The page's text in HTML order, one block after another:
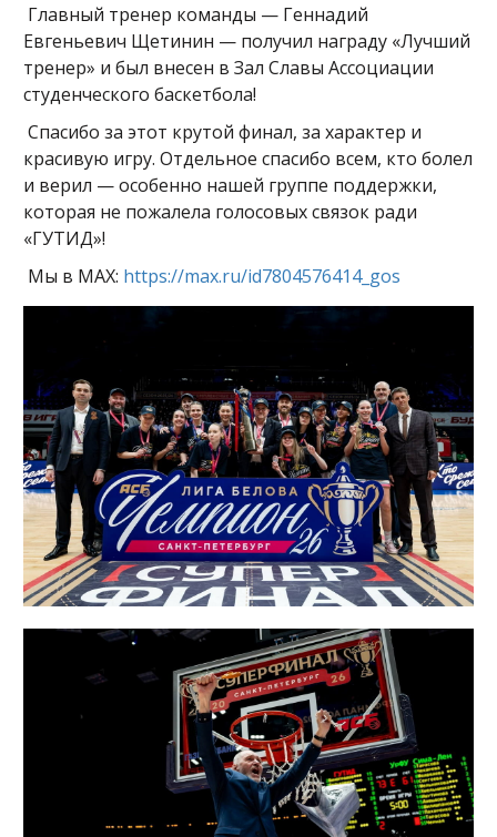
Главный тренер команды — Геннадий
Евгеньевич Щетинин — получил награду «Лучший
тренер» и был внесен в Зал Славы Ассоциации
студенческого баскетбола!
Спасибо за этот крутой финал, за характер и
красивую игру. Отдельное спасибо всем, кто болел
и верил — особенно нашей группе поддержки,
которая не пожалела голосовых связок ради
«ГУТИД»!
Мы в МАХ: https://max.ru/id7804576414_gos